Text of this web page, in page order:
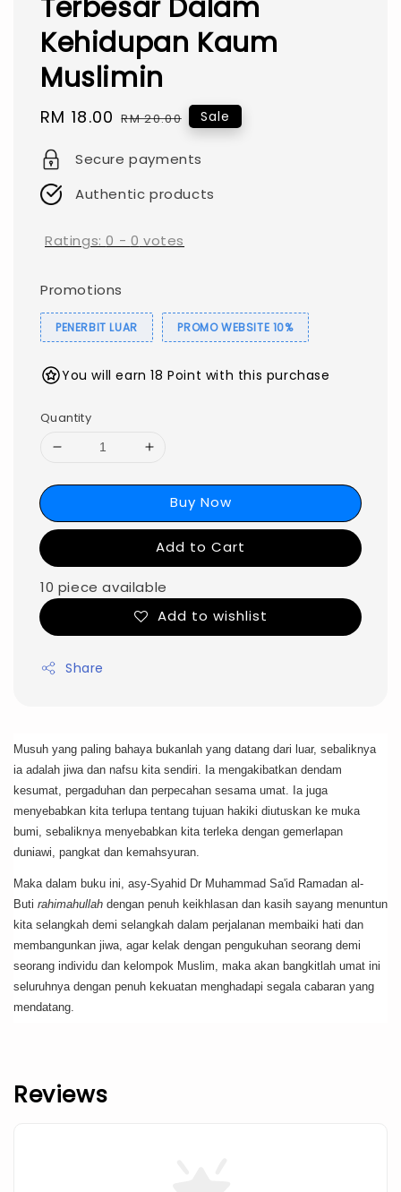
Terbesar Dalam
Kehidupan Kaum
Muslimin
Sale
RM 18.00 Regular
RM 20.00 Sale
Secure payments
Authentic products
Ratings:0 - 0 votes
Promotions
PENERBIT LUAR PROMO WEBSITE 10%
You will earn 18 Point with this purchase
Quantity
Buy Now
Add to Cart
10 piece available
Add to wishlist
Share
Musuh yang paling bahaya bukanlah yang datang dari luar, sebaliknya
ia adalah jiwa dan nafsu kita sendiri. Ia mengakibatkan dendam
kesumat, pergaduhan dan perpecahan sesama umat. Ia juga
menyebabkan kita terlupa tentang tujuan hakiki diutuskan ke muka
bumi, sebaliknya menyebabkan kita terleka dengan gemerlapan
duniawi, pangkat dan kemahsyuran.
Maka dalam buku ini, asy-Syahid Dr Muhammad Sa'id Ramadan al-
Buti rahimahullah dengan penuh keikhlasan dan kasih sayang menuntun
kita selangkah demi selangkah dalam perjalanan membaiki hati dan
membangunkan jiwa, agar kelak dengan pengukuhan seorang demi
seorang individu dan kelompok Muslim, maka akan bangkitlah umat ini
seluruhnya dengan penuh kekuatan menghadapi segala cabaran yang
mendatang.
Reviews